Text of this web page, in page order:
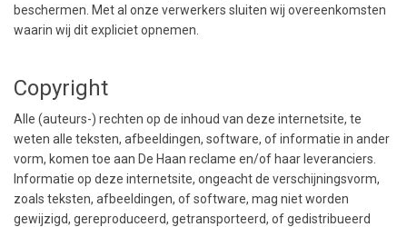
beschermen. Met al onze verwerkers sluiten wij overeenkomsten
waarin wij dit expliciet opnemen.
Copyright
Alle (auteurs-) rechten op de inhoud van deze internetsite, te
weten alle teksten, afbeeldingen, software, of informatie in ander
vorm, komen toe aan De Haan reclame en/of haar leveranciers.
Informatie op deze internetsite, ongeacht de verschijningsvorm,
zoals teksten, afbeeldingen, of software, mag niet worden
gewijzigd, gereproduceerd, getransporteerd, of gedistribueerd